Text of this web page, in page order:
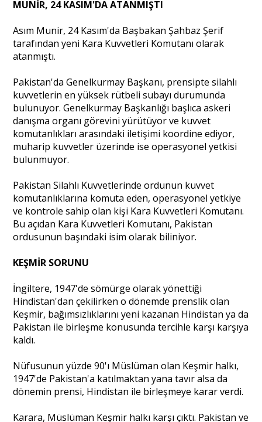
MUNİR, 24 KASIM'DA ATANMIŞTI
Asım Munir, 24 Kasım'da Başbakan Şahbaz Şerif
tarafından yeni Kara Kuvvetleri Komutanı olarak
atanmıştı.
Pakistan'da Genelkurmay Başkanı, prensipte silahlı
kuvvetlerin en yüksek rütbeli subayı durumunda
bulunuyor. Genelkurmay Başkanlığı başlıca askeri
danışma organı görevini yürütüyor ve kuvvet
komutanlıkları arasındaki iletişimi koordine ediyor,
muharip kuvvetler üzerinde ise operasyonel yetkisi
bulunmuyor.
Pakistan Silahlı Kuvvetlerinde ordunun kuvvet
komutanlıklarına komuta eden, operasyonel yetkiye
ve kontrole sahip olan kişi Kara Kuvvetleri Komutanı.
Bu açıdan Kara Kuvvetleri Komutanı, Pakistan
ordusunun başındaki isim olarak biliniyor.
KEŞMİR SORUNU
İngiltere, 1947'de sömürge olarak yönettiği
Hindistan'dan çekilirken o dönemde prenslik olan
Keşmir, bağımsızlıklarını yeni kazanan Hindistan ya da
Pakistan ile birleşme konusunda tercihle karşı karşıya
kaldı.
Nüfusunun yüzde 90'ı Müslüman olan Keşmir halkı,
1947'de Pakistan'a katılmaktan yana tavır alsa da
dönemin prensi, Hindistan ile birleşmeye karar verdi.
Karara, Müslüman Keşmir halkı karşı çıktı. Pakistan ve